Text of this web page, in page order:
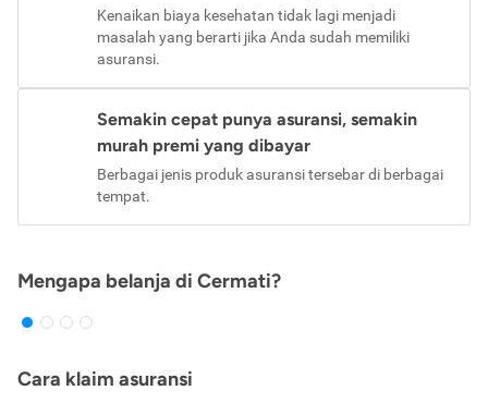
Kenaikan biaya kesehatan tidak lagi menjadi
masalah yang berarti jika Anda sudah memiliki
asuransi.
Semakin cepat punya asuransi, semakin
murah premi yang dibayar
Berbagai jenis produk asuransi tersebar di berbagai
tempat.
Mengapa belanja di Cermati?
Cara klaim asuransi